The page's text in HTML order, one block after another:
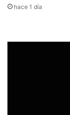
hace 1 día